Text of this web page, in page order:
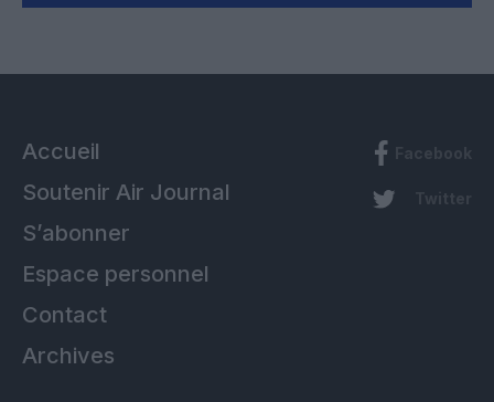
Accueil
Soutenir Air Journal
S’abonner
Espace personnel
Contact
Archives